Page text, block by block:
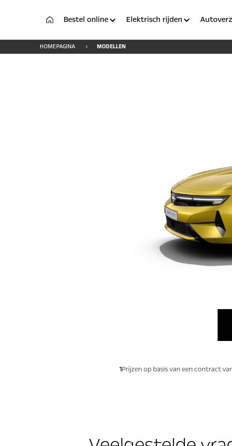
Bestel online Elektrisch rijden
HOMEPAGINA MODELLEN
1Prijzen op basis van een contract